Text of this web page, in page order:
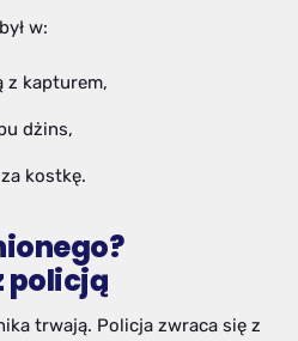
w:
z kapturem,
dżins,
kostkę.
policją
trwają. Policja zwraca się z